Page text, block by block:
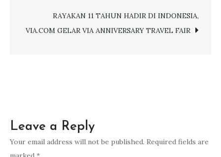
Baru
di
navigation
RAYAKAN 11 TAHUN HADIR DI INDONESIA,
VIA.COM GELAR VIA ANNIVERSARY TRAVEL FAIR
Leave a Reply
Your email address will not be published. Required fields are